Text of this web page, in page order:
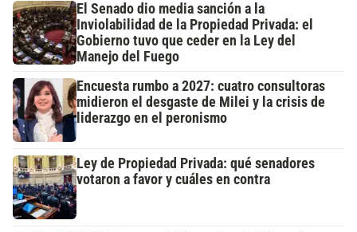
El Senado dio media sanción a la
Inviolabilidad de la Propiedad Privada: el
Gobierno tuvo que ceder en la Ley del
Manejo del Fuego
Encuesta rumbo a 2027: cuatro consultoras
midieron el desgaste de Milei y la crisis de
liderazgo en el peronismo
Ley de Propiedad Privada: qué senadores
votaron a favor y cuáles en contra